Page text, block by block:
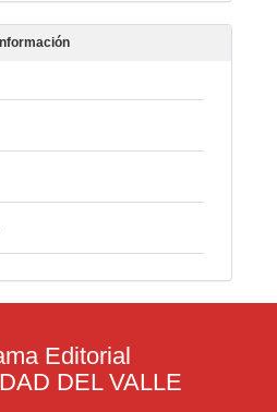
Editorial
DEL VALLE